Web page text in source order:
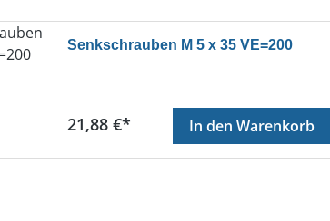
Senkschrauben M 5 x 35 VE=200
Regulärer Preis:
21,88 €* In den Warenkorb